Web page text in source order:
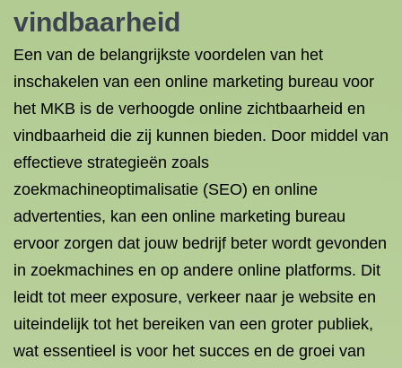
vindbaarheid
Een van de belangrijkste voordelen van het
inschakelen van een online marketing bureau voor
het MKB is de verhoogde online zichtbaarheid en
vindbaarheid die zij kunnen bieden. Door middel van
effectieve strategieën zoals
zoekmachineoptimalisatie (SEO) en online
advertenties, kan een online marketing bureau
ervoor zorgen dat jouw bedrijf beter wordt gevonden
in zoekmachines en op andere online platforms. Dit
leidt tot meer exposure, verkeer naar je website en
uiteindelijk tot het bereiken van een groter publiek,
wat essentieel is voor het succes en de groei van